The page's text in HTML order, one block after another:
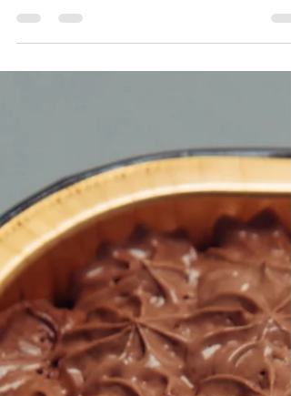
und eigentlich mag ihn auch jeder. Aber
6 EL Zucker 2 EL Apfelessig 1 Päckchen
Backpulver Optional Zimt, Rosinen und
Apfelmus / Zubereitung: ca. 30 Minuten für
Portionen⁣⁣ / Den Seidentofu in